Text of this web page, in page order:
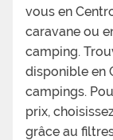
vous en
caravane ou
camping.
disponible en
campings.
prix,
grâce au